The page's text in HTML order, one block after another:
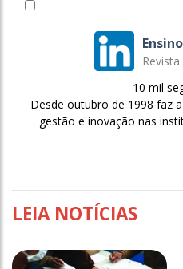
10 mil
Desde outubro de 1998 faz
gestão e inovação nas
LEIA NOTÍCIAS